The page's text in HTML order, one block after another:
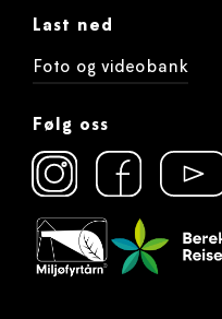
Last ned
Foto og videobank
Følg oss